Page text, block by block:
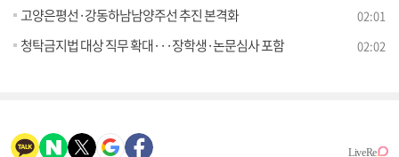
고양은평선·강동하남남양주선 추진 본격화 02:01
청탁금지법 대상 직무 확대···장학생·논문심사 포함 02:02